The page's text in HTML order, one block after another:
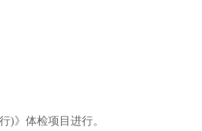
)》体检项目进行。